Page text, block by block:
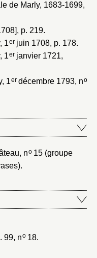
de Marly, 1683-1699,
, p. 219.
1erjuin 1708, p. 178.
1erjanvier 1721,
1erdécembre 1793, no
no15 (groupe
99, no18.